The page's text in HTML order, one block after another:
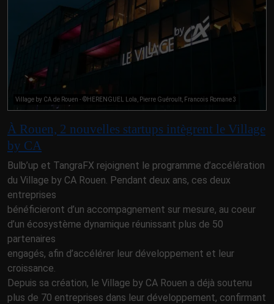
Village by CA de Rouen - ©HERENGUEL Lola, Pierre Guéroult, Francois Romane 3
À Rouen, 2 nouvelles startups intègrent le Village
by CA
Bulb’up et TangraFX rejoignent le programme d’accélération
du Village by CA Rouen. Pendant deux ans, ces deux
entreprises
bénéficieront d’un accompagnement sur mesure, au coeur
d’un écosystème dynamique réunissant plus de 50
partenaires
engagés, afin d’accélérer leur développement et leur
croissance.
Depuis sa création, le Village by CA Rouen a déjà soutenu
plus de 70 entreprises dans leur développement, confirmant